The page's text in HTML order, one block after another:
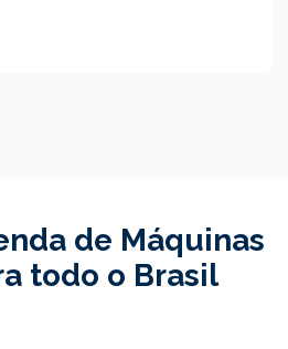
de Máquinas
todo o Brasil